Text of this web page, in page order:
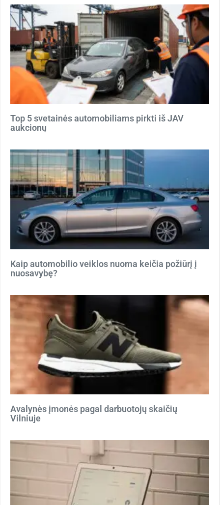
Top 5 svetainės automobiliams pirkti iš JAV
aukcionų
Kaip automobilio veiklos nuoma keičia požiūrį į
nuosavybę?
Avalynės įmonės pagal darbuotojų skaičių
Vilniuje